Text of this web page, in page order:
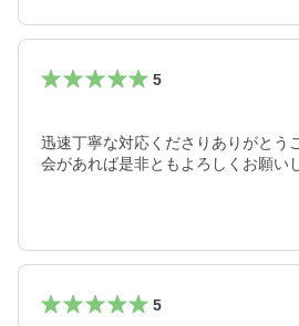
5
迅速丁寧な対応くださりありがとう
会があれば是非ともよろしくお願い
5